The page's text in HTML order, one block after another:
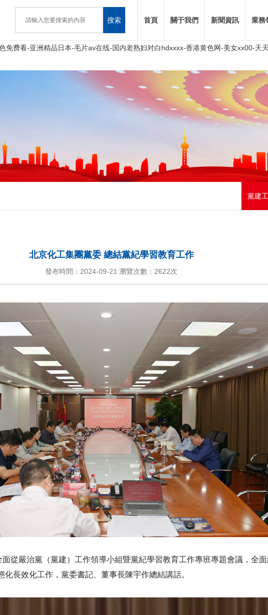
费看-亚洲精品日本-毛片av在线-国内老熟妇对白hdxxxx-香港黄色网-美女xx00-天
搜索 首頁 關于我們 新聞資訊 業務
黨建
北京化工集團黨委 總結黨紀學習教育工作
發布時間：2024-09-21 瀏覽次數： 2622次
從嚴治黨（黨建）工作領導小組暨黨紀學習教育工作專班專題會議，全
長效化工作，黨委書記、董事長陳宇作總結講話。